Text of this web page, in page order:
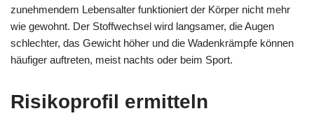
zunehmendem Lebensalter funktioniert der Körper nicht mehr
wie gewohnt. Der Stoffwechsel wird langsamer, die Augen
schlechter, das Gewicht höher und die Wadenkrämpfe können
häufiger auftreten, meist nachts oder beim Sport.
Risikoprofil ermitteln